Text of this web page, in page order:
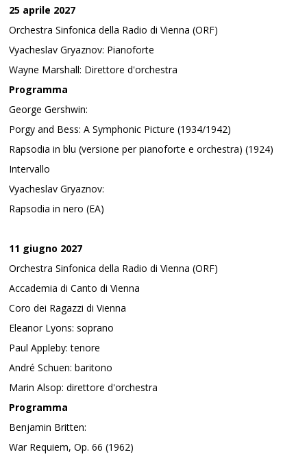
25 aprile 2027
Orchestra Sinfonica della Radio di Vienna (ORF)
Vyacheslav Gryaznov: Pianoforte
Wayne Marshall: Direttore d'orchestra
Programma
George Gershwin:
Porgy and Bess: A Symphonic Picture (1934/1942)
Rapsodia in blu (versione per pianoforte e orchestra) (1924)
Intervallo
Vyacheslav Gryaznov:
Rapsodia in nero (EA)
11 giugno 2027
Orchestra Sinfonica della Radio di Vienna (ORF)
Accademia di Canto di Vienna
Coro dei Ragazzi di Vienna
Eleanor Lyons: soprano
Paul Appleby: tenore
André Schuen: baritono
Marin Alsop: direttore d'orchestra
Programma
Benjamin Britten:
War Requiem, Op. 66 (1962)